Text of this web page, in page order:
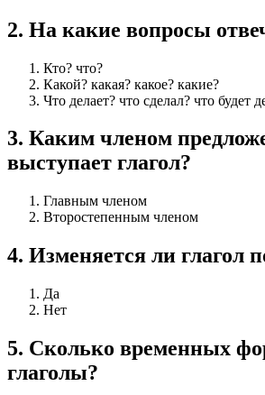
2. На какие вопросы
Кто? что?
Какой? какая? какое? какие?
Что делает? что сделал? что будет
3. Каким членом
выступает глагол?
Главным членом
Второстепенным членом
4. Изменяется ли глагол
Да
Нет
5. Сколько временных
глаголы?